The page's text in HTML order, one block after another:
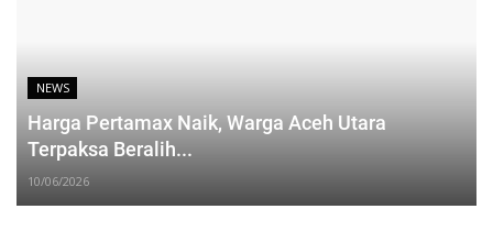
NEWS
Harga Pertamax Naik, Warga Aceh Utara
Terpaksa Beralih...
10/06/2026